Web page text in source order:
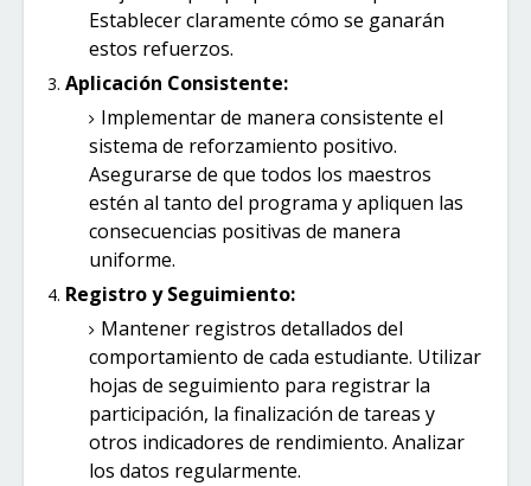
Establecer claramente cómo se ganarán
estos refuerzos.
Aplicación Consistente:
Implementar de manera consistente el
sistema de reforzamiento positivo.
Asegurarse de que todos los maestros
estén al tanto del programa y apliquen las
consecuencias positivas de manera
uniforme.
Registro y Seguimiento:
Mantener registros detallados del
comportamiento de cada estudiante. Utilizar
hojas de seguimiento para registrar la
participación, la finalización de tareas y
otros indicadores de rendimiento. Analizar
los datos regularmente.